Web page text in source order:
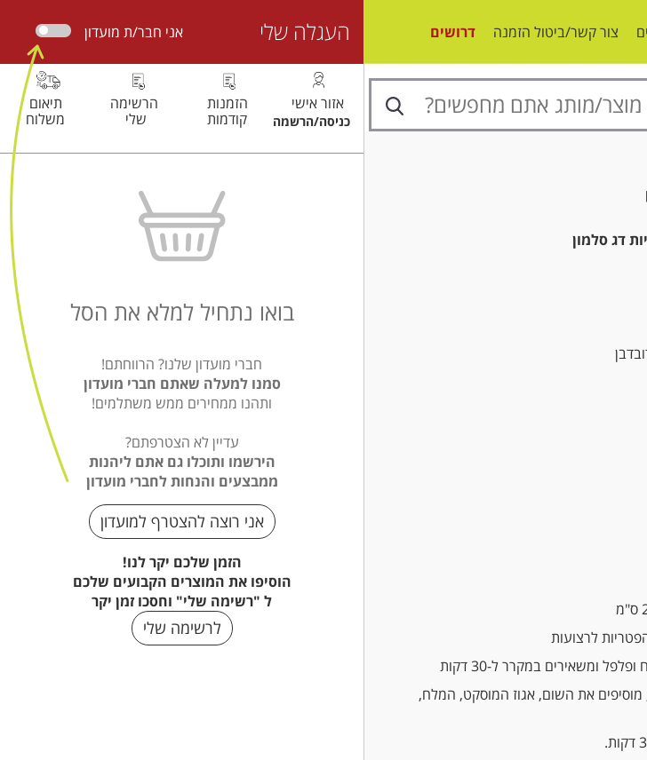
צור קשר/ביטול הזמנה
דרושים
דג סלמון
לרצועות
ומשאירים במקרר ל-30 דקות
את השום, אגוז המוסקט, המלח,